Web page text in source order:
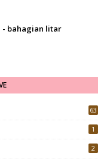
- bahagian litar
63
1
2